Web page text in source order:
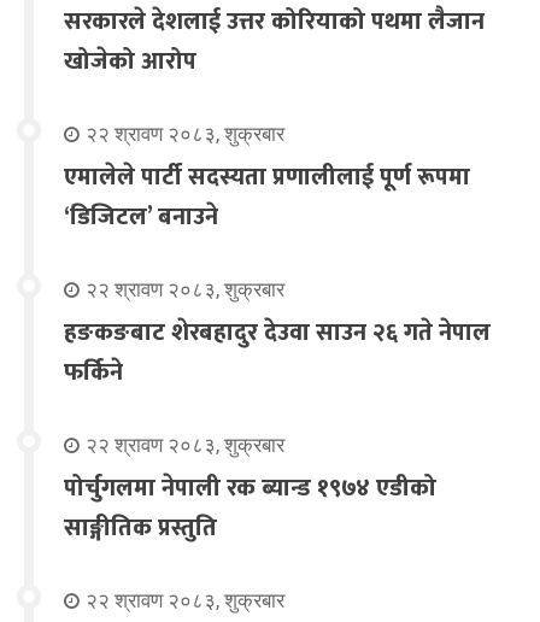
सरकारले देशलाई उत्तर कोरियाको पथमा लैजान
खोजेको आरोप
२२ श्रावण २०८३, शुक्रबार
एमालेले पार्टी सदस्यता प्रणालीलाई पूर्ण रूपमा
‘डिजिटल’ बनाउने
२२ श्रावण २०८३, शुक्रबार
हङकङबाट शेरबहादुर देउवा साउन २६ गते नेपाल
फर्किने
२२ श्रावण २०८३, शुक्रबार
पोर्चुगलमा नेपाली रक ब्यान्ड १९७४ एडीको
साङ्गीतिक प्रस्तुति
२२ श्रावण २०८३, शुक्रबार